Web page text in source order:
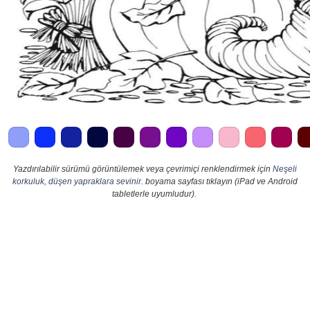
Yazdırılabilir sürümü görüntülemek veya çevrimiçi renklendirmek için Neşeli
korkuluk, düşen yapraklara sevinir. boyama sayfası tıklayın (iPad ve Android
tabletlerle uyumludur).